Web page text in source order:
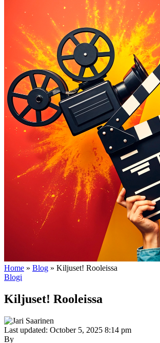
Home » Blog » Kiljuset! Rooleissa
Blogi
Kiljuset! Rooleissa
Last updated: October 5, 2025 8:14 pm
By